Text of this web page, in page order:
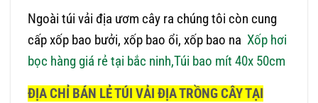
Ngoài túi vải địa ươm cây ra chúng tôi còn cung
cấp xốp bao bưởi, xốp bao ổi, xốp bao na Xốp hơi
bọc hàng giá rẻ tại bắc ninh,Túi bao mít 40x 50cm
ĐỊA CHỈ BÁN LẺ TÚI VẢI ĐỊA TRỒNG CÂY TẠI